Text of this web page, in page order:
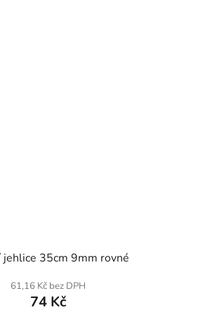
jehlice 35cm 9mm rovné
61,16 Kč bez DPH
74 Kč